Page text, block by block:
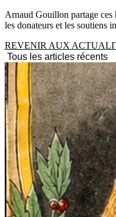
Arnaud Gouillon partage
les donateurs et les soutiens
REVENIR AUX